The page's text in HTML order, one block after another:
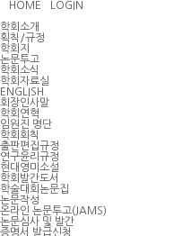
HOME
LOGIN
학회소개
획칙/규정
학회지
논문투고
학회소식
학회자료실
ENGLISH
회장인사말
학회연혁
임원진 명단
학회회칙
출판편집규정
연구윤리규정
현대영미소설
학회발간도서
학술대회논문집
논문작성
온라인 논문투고(JAMS)
논문심사 및 발간
증명서 발급신청